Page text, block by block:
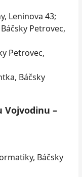
Leninova 43;
Petrovec,
Petrovec,
Báčsky
Vojvodinu –
Báčsky